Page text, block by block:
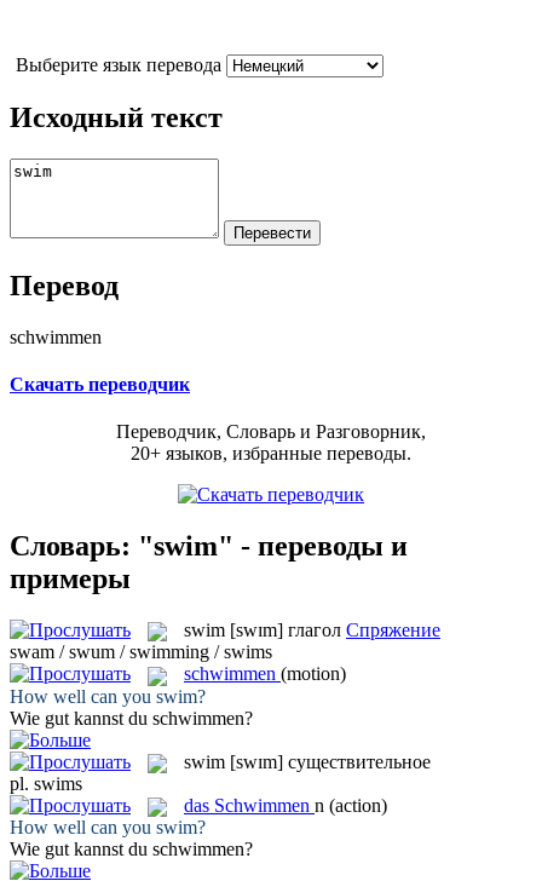
Выберите язык перевода
Исходный текст
Перевод
schwimmen
Скачать переводчик
Переводчик, Словарь и Разговорник,
20+ языков, избранные переводы.
Словарь: "swim" - переводы и
примеры
swim [swɪm] глагол Спряжение
swam / swum / swimming / swims
schwimmen (motion)
How well can you swim?
Wie gut kannst du schwimmen?
swim [swɪm] существительное
pl. swims
das Schwimmen n (action)
How well can you swim?
Wie gut kannst du schwimmen?